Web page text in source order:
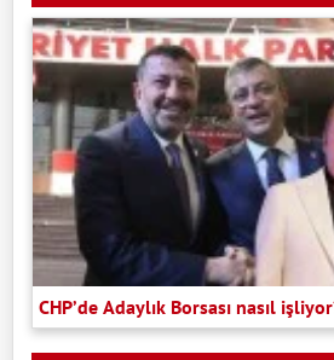
CHP’de Adaylık Borsası nasıl